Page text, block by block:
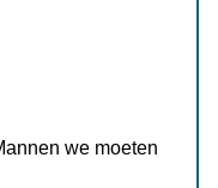
we moeten